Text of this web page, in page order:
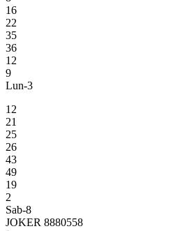
16
22
35
36
12
9
Lun-3
12
21
25
26
43
49
19
2
Sab-8
JOKER 8880558